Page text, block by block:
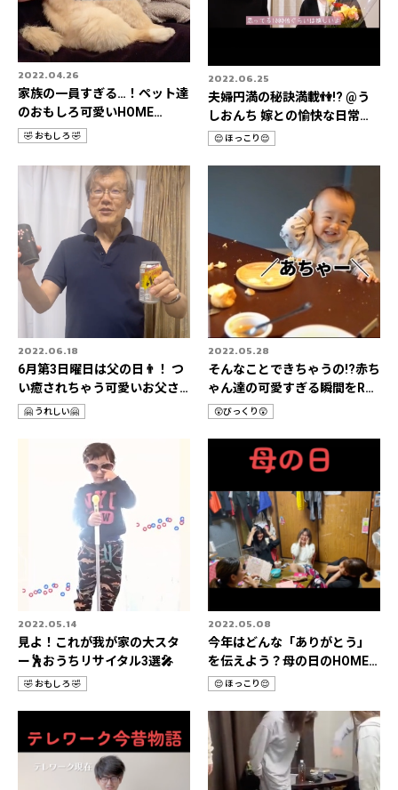
2022.04.26
家族の一員すぎる…！ペット達
のおもしろ可愛いHOME
STORIES 3選📹
カ🤣 おもしろ 🤣
2022.06.25
夫婦円満の秘訣満載👫!? @う
しおんち 嫁との愉快な日常
Rec it 3選📹
カ
テ
😌 ほっこり😌
2022.06.18
6月第3日曜日は父の日👨！ つ
い癒されちゃう可愛いお父さ
ん＆父の日特集📹
カ🤗 うれしい🤗
2022.05.28
そんなことできちゃうの!?赤ち
ゃん達の可愛すぎる瞬間をRec
it📹
カ
テ
😲びっくり😲
2022.05.14
見よ！これが我が家の大スタ
ー🕺おうちリサイタル3選🎤
カ
テ
リ
🤣 おもしろ 🤣
2022.05.08
今年はどんな「ありがとう」
を伝えよう？母の日のHOME
STORIES 3選📹
カ
テ
ゴ
リ
😌 ほっこり😌